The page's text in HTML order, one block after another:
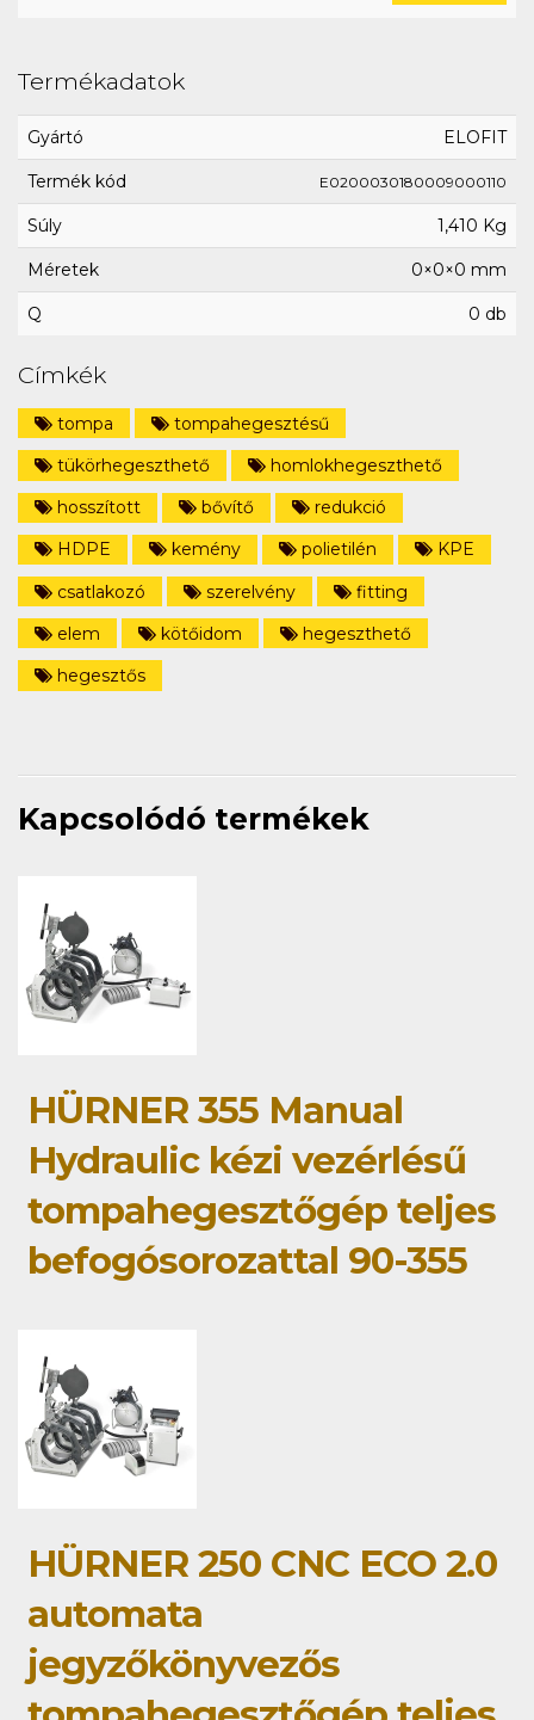
Termékadatok
Gyártó ELOFIT
Termék kód E0200030180009000110
Súly 1,410 Kg
Méretek 0×0×0 mm
Q 0 db
Címkék
tompa
tompahegesztésű
tükörhegeszthető
homlokhegeszthető
hosszított
bővítő
redukció
HDPE
kemény polietilén
KPE
csatlakozó
szerelvény
fitting
elem
kötőidom
hegeszthető
hegesztős
Kapcsolódó termékek
HÜRNER 355 Manual
Hydraulic kézi vezérlésű
tompahegesztőgép teljes
befogósorozattal 90-355
HÜRNER 250 CNC ECO 2.0
automata
jegyzőkönyvezős